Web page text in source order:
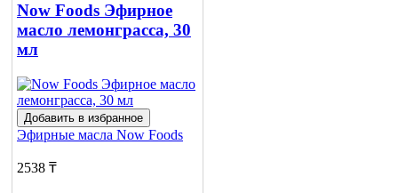
Now Foods Эфирное
масло лемонграсса, 30
мл
Добавить в избранное
Эфирные масла Now Foods
2538 ₸